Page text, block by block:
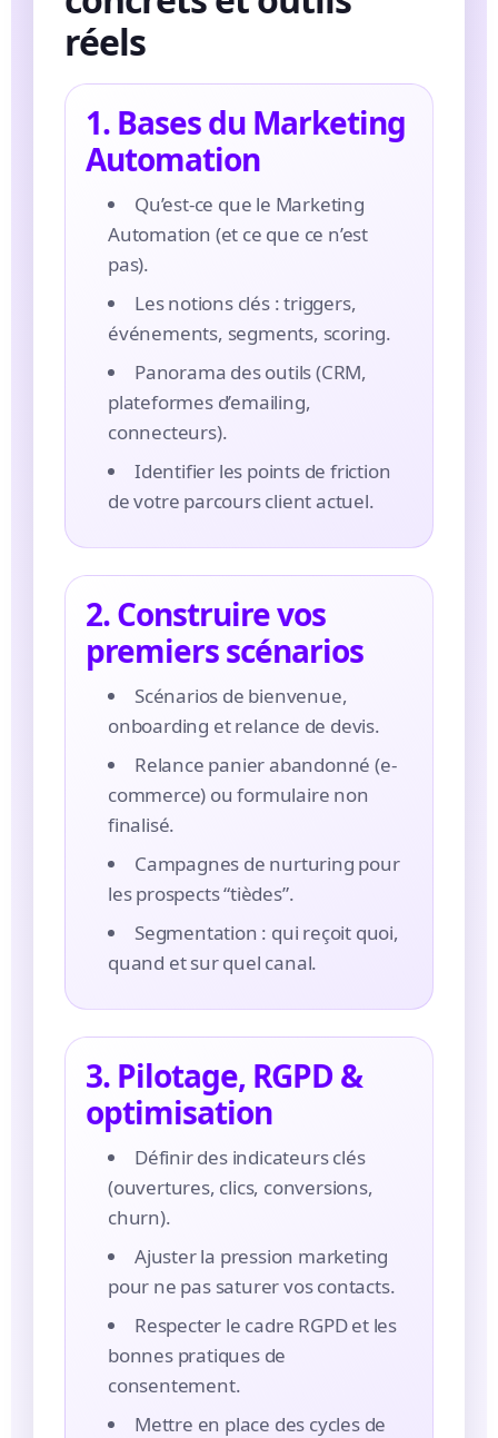
réels
1. Bases du Marketing
Automation
Qu’est-ce que le Marketing
Automation (et ce que ce n’est
pas).
Les notions clés : triggers,
événements, segments, scoring.
Panorama des outils (CRM,
plateformes d’emailing,
connecteurs).
Identifier les points de friction
de votre parcours client actuel.
2. Construire vos
premiers scénarios
Scénarios de bienvenue,
onboarding et relance de devis.
Relance panier abandonné (e-
commerce) ou formulaire non
finalisé.
Campagnes de nurturing pour
les prospects “tièdes”.
Segmentation : qui reçoit quoi,
quand et sur quel canal.
3. Pilotage, RGPD &
optimisation
Définir des indicateurs clés
(ouvertures, clics, conversions,
churn).
Ajuster la pression marketing
pour ne pas saturer vos contacts.
Respecter le cadre RGPD et les
bonnes pratiques de
consentement.
Mettre en place des cycles de